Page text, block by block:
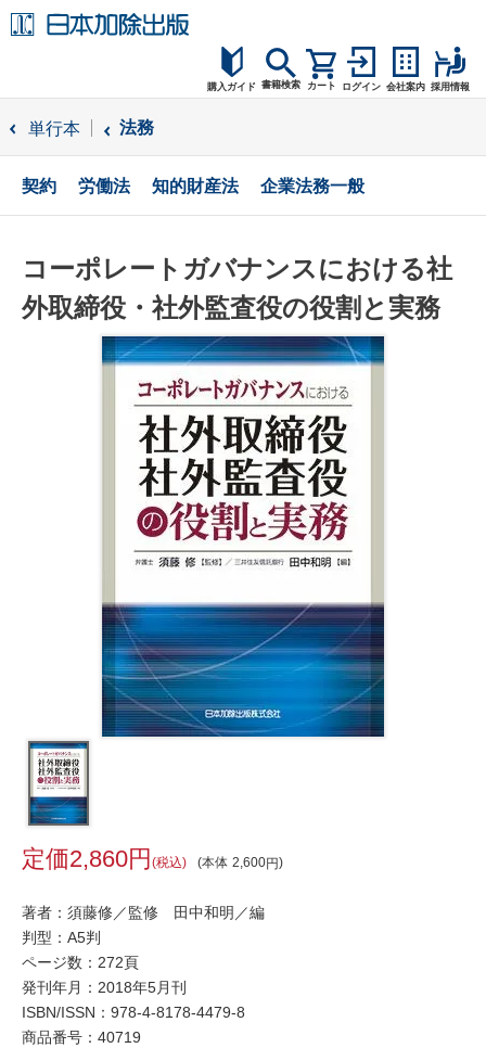
購入ガイド
購入ガイド
読者サポート
書籍検索 カート ログイン 会社案内 採用情報
単行本 法務
契約 労働法 知的財産法 企業法務一般
コーポレートガバナンスにおける社
外取締役・社外監査役の役割と実務
本体 2,600
2,860 税込
著者：須藤修／監修 田中和明／編
判型：A5判
ページ数：272頁
発刊年月：2018年5月刊
ISBN/ISSN： 978-4-8178-4479-8
商品番号：40719